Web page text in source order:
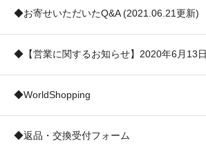
◆お寄せいただいたQ&A (2021.06.21更新)
◆【営業に関するお知らせ】2020年6月13
◆WorldShopping
◆返品・交換受付フォーム